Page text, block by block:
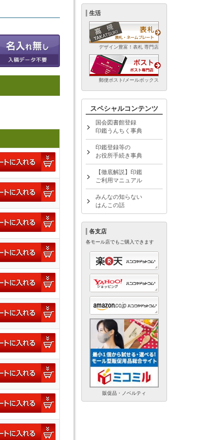
生活
デザイン豊富！表札 専門店
郵便ポスト/メールボックス
スペシャルコンテンツ
国会図書館登録
印鑑うんちく事典
印鑑登録等の
お役所手続き事典
【徹底解説】印鑑
ご利用マニュアル
みんなの知らない
はんこの話
各支店
各モール店でもご購入できます
販促品・ノベルティ